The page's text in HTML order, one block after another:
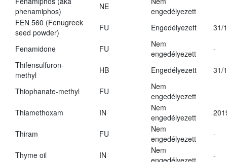
phenamiphos)
NE
engedélyezett
FEN 560 (Fenugreek
seed powder)
FU Engedélyezett 31/
Fenamidone FU
Nem
engedélyezett
-
Thifensulfuron-
methyl
HB Engedélyezett 31/
Thiophanate-methyl FU
Nem
engedélyezett
Thiamethoxam
IN
Nem
engedélyezett
Thiram FU
Nem
engedélyezett
-
Thyme oil IN
Nem
-